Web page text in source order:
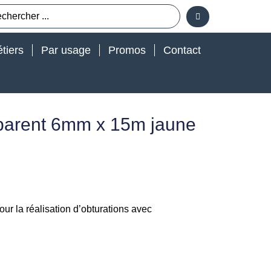
Par usage Promos Contact
6mm x 15m jaune
la réalisation d’obturations avec